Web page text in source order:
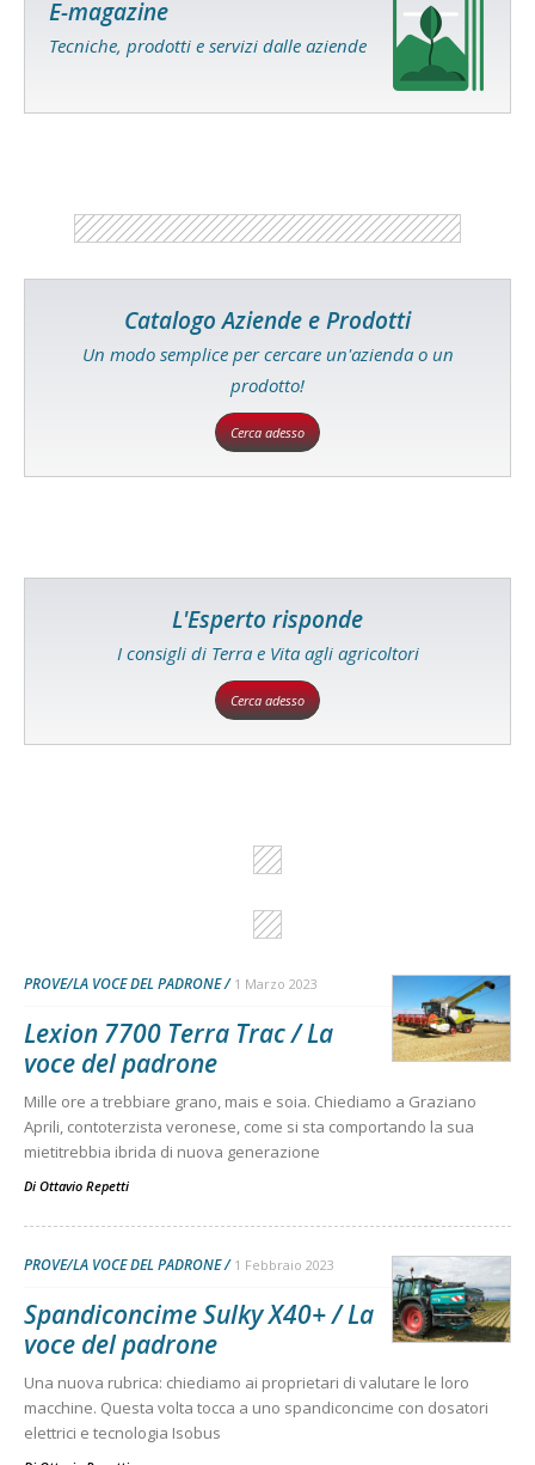
E-magazine
Tecniche, prodotti e servizi dalle aziende
Catalogo Aziende e Prodotti
Un modo semplice per cercare un'azienda o un
prodotto!
Cerca adesso
L'Esperto risponde
I consigli di Terra e Vita agli agricoltori
Cerca adesso
PROVE/LA VOCE DEL PADRONE 1 Marzo 2023
Lexion 7700 Terra Trac / La
voce del padrone
Mille ore a trebbiare grano, mais e soia. Chiediamo a Graziano
Aprili, contoterzista veronese, come si sta comportando la sua
mietitrebbia ibrida di nuova generazione
Di Ottavio Repetti
PROVE/LA VOCE DEL PADRONE 1 Febbraio 2023
Spandiconcime Sulky X40+ / La
voce del padrone
Una nuova rubrica: chiediamo ai proprietari di valutare le loro
macchine. Questa volta tocca a uno spandiconcime con dosatori
elettrici e tecnologia Isobus